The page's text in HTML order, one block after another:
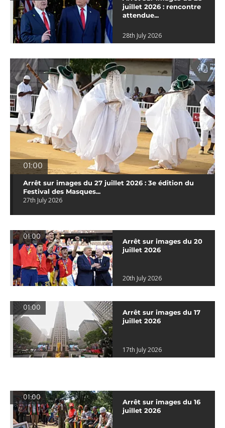
juillet 2026 : rencontre
attendue...
28th July 2026
01:00
Arrêt sur images du 27 juillet 2026 : 3e édition du
Festival des Masques...
27th July 2026
01:00
Arrêt sur images du 20
juillet 2026
20th July 2026
01:00
Arrêt sur images du 17
juillet 2026
17th July 2026
01:00
Arrêt sur images du 16
juillet 2026